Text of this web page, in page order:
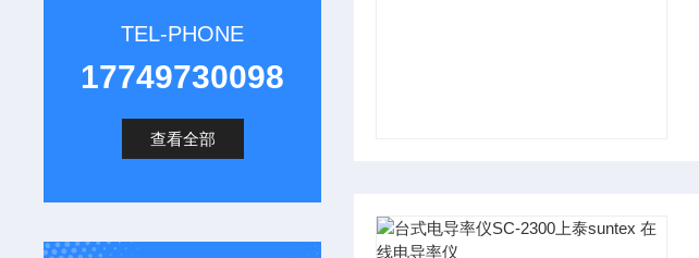
TEL-PHONE
17749730098
查看全部